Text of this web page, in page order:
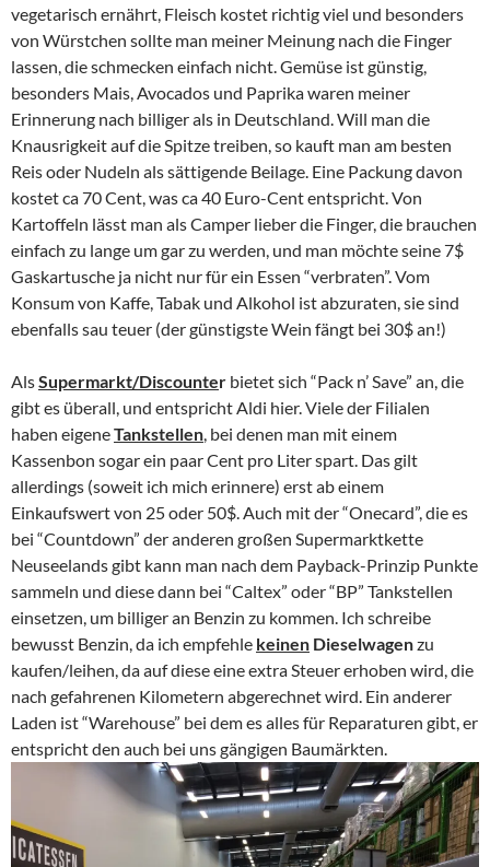
vegetarisch ernährt, Fleisch kostet richtig viel und besonders
von Würstchen sollte man meiner Meinung nach die Finger
lassen, die schmecken einfach nicht. Gemüse ist günstig,
besonders Mais, Avocados und Paprika waren meiner
Erinnerung nach billiger als in Deutschland. Will man die
Knausrigkeit auf die Spitze treiben, so kauft man am besten
Reis oder Nudeln als sättigende Beilage. Eine Packung davon
kostet ca 70 Cent, was ca 40 Euro-Cent entspricht. Von
Kartoffeln lässt man als Camper lieber die Finger, die brauchen
einfach zu lange um gar zu werden, und man möchte seine 7$
Gaskartusche ja nicht nur für ein Essen “verbraten”. Vom
Konsum von Kaffe, Tabak und Alkohol ist abzuraten, sie sind
ebenfalls sau teuer (der günstigste Wein fängt bei 30$ an!)
AlsSupermarkt/Discounter bietet sich “Pack n’ Save” an, die
gibt es überall, und entspricht Aldi hier. Viele der Filialen
haben eigeneTankstellen, bei denen man mit einem
Kassenbon sogar ein paar Cent pro Liter spart. Das gilt
allerdings (soweit ich mich erinnere) erst ab einem
Einkaufswert von 25 oder 50$. Auch mit der “Onecard”, die es
bei “Countdown” der anderen großen Supermarktkette
Neuseelands gibt kann man nach dem Payback-Prinzip Punkte
sammeln und diese dann bei “Caltex” oder “BP” Tankstellen
einsetzen, um billiger an Benzin zu kommen. Ich schreibe
bewusst Benzin, da ich empfehle keinen Dieselwagenzu
kaufen/leihen, da auf diese eine extra Steuer erhoben wird, die
nach gefahrenen Kilometern abgerechnet wird. Ein anderer
Laden ist “Warehouse” bei dem es alles für Reparaturen gibt, er
entspricht den auch bei uns gängigen Baumärkten.